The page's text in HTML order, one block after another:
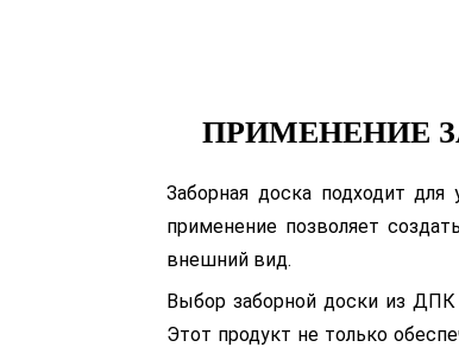
ПРИМЕНЕНИЕ
Заборная доска подходит
применение позволяет
внешний вид.
Выбор заборной доски из ДПК
Этот продукт не только